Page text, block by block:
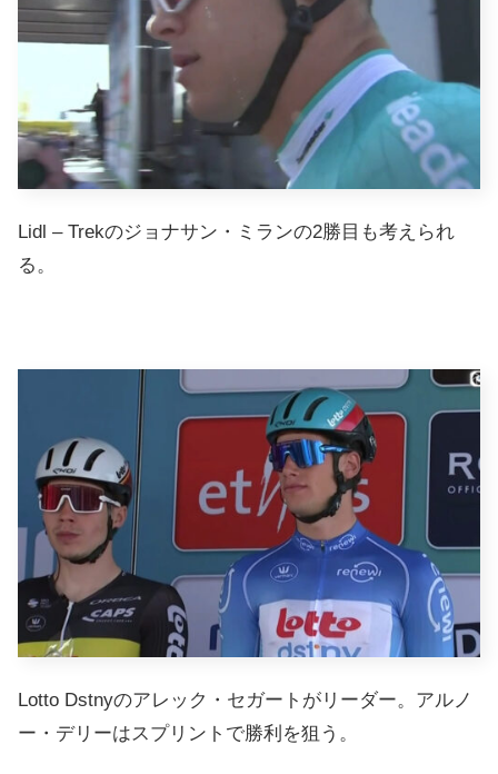
Lidl – Trekのジョナサン・ミランの2勝目も考えられ
る。
Lotto Dstnyのアレック・セガートがリーダー。アルノ
ー・デリーはスプリントで勝利を狙う。